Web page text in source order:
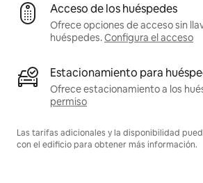
Acceso de los huéspedes
Ofrece opciones de acceso sin
huéspedes.Configura el acceso
Estacionamiento para
Ofrece estacionamiento a los
permiso
Las tarifas adicionales y la disponibilidad
con el edificio para obtener más información.